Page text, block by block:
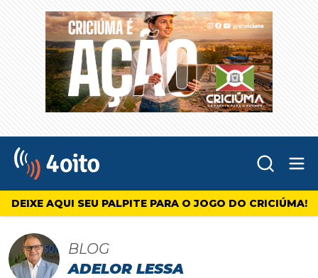
4oito
DEIXE AQUI SEU PALPITE PARA O JOGO DO CRICIÚMA!
BLOG
ADELOR LESSA